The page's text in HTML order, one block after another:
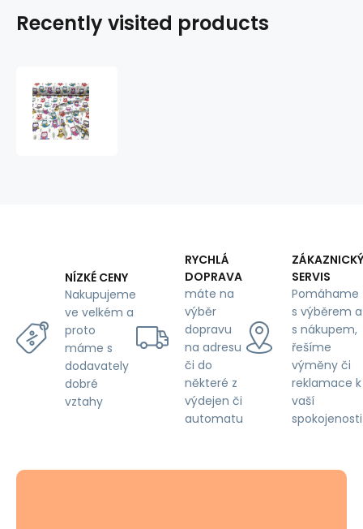
Recently visited products
NÍZKÉ CENY
Nakupujeme
ve velkém a
proto
máme s
dodavately
dobré
vztahy
RYCHLÁ
DOPRAVA
máte na
výběr
dopravu
na adresu
či do
některé z
výdejen či
automatu
ZÁKAZNICKÝ
SERVIS
Pomáhame
s výběrem a
s nákupem,
řešíme
výměny či
reklamace k
vaší
spokojenosti